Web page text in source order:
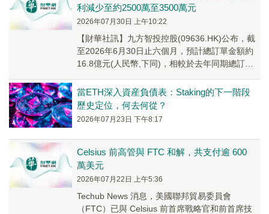
利減少至約2500萬至3500萬元
2026年07月30日 上午10:22
【財華社訊】九方智投控股(09636.HK)公布，截
至2026年6月30日止六個月，預計總訂單金額約
16.8億元(人民幣,下同)，相較於去年同期總訂單
當ETH深入資産負債表：Staking的下一階段
歷史定位，何去何從？
2026年07月23日 下午8:17
Celsius 前高管與 FTC 和解，共支付逾 600
萬美元
2026年07月22日 上午5:36
Techub News 消息，美國聯邦貿易委員會
（FTC）已與 Celsius 前首席戰略官和前首席技